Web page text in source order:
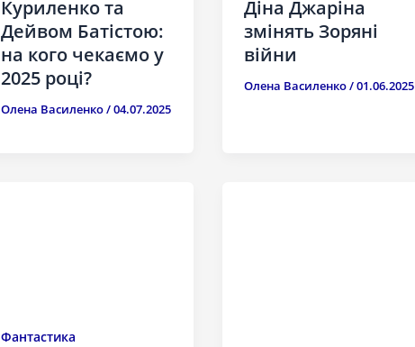
Куриленко та
Дейвом Батістою:
на кого чекаємо у
2025 році?
Олена Василенко/04.07.2025
Діна Джаріна
змінять Зоряні
війни
Олена Василенко/01.06.2025
Фантастика